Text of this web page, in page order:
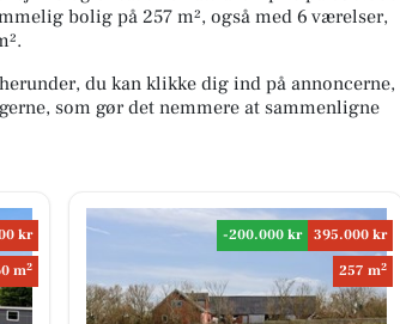
bolig på 257 m², også med 6 værelser,
du kan klikke dig ind på annoncerne,
som gør det nemmere at sammenligne
kr
m2
-200.000 kr
395.000 kr
257 m2